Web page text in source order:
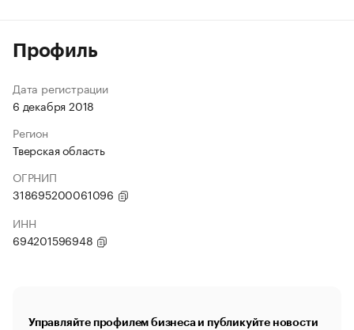
Профиль
Дата регистрации
6 декабря 2018
Регион
Тверская область
ОГРНИП
318695200061096
ИНН
694201596948
Управляйте профилем бизнеса и публикуйте новости